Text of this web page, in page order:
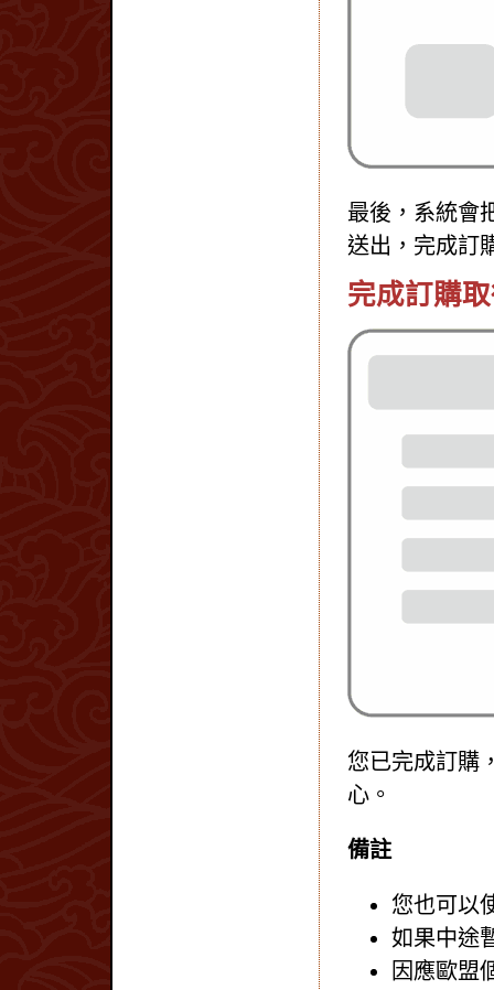
最後，系統會
送出，完成訂
完成訂購
您已完成訂購
心。
備註
您也可以
如果中途
因應歐盟